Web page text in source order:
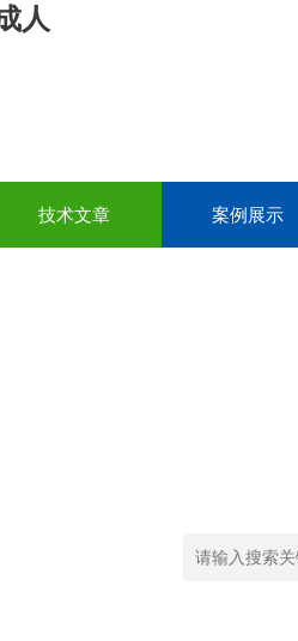
人
技术文章 案例展示